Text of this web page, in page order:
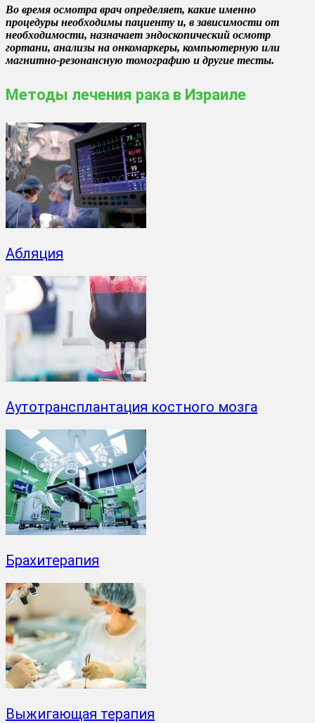
Во время осмотра врач определяет, какие именно
процедуры необходимы пациенту и, в зависимости от
необходимости, назначает эндоскопический осмотр
гортани, анализы на онкомаркеры, компьютерную или
магнитно-резонансную томографию и другие тесты.
Методы лечения рака в Израиле
Абляция
Аутотрансплантация костного мозга
Брахитерапия
Выжигающая терапия